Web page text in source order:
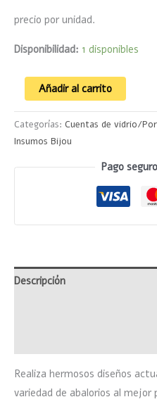
precio por unidad.
Disponibilidad: 1 disponibles
Añadir al carrito
Categorías: Cuentas de vidrio/
Insumos Bijou
Pago
Descripción
Realiza hermosos diseños
variedad de abalorios al